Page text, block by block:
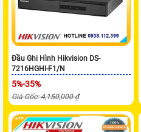
Đầu Ghi Hình Hikvision DS-
7216HGHI-F1/N
5%-35%
Giá Gốc: 4,150,000 ₫